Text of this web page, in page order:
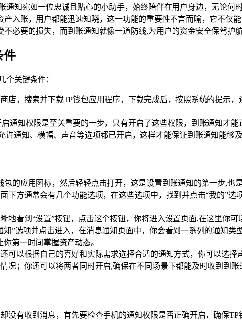
通知宛如一位忠诚且贴心的小助手，始终陪伴在用户身边，无论何
入账，用户都能迅速知晓，这一功能的重要性不言而喻，它不仅
必要的损失，而到账通知就像一道防线,为用户的资金安全保驾护航
件
个关键条件：
店，搜索并下载TP钱包应用程序，下载完成后，按照系统的提示
通知权限是至关重要的一步，只有开启了这些权限，到账通知才
许通知、横幅、声音等选项都已开启，这样才能保证到账通知能够
包的应用图标，然后轻轻点击打开，这是设置到账通知的第一步,也
下方通常会有几个功能选项，在这些选项中，找到并点击“我的”
地看到“设置”按钮，点击这个按钮，你将进入设置页面,在这里你可
知”选项并点击进入，在消息通知页面中，你会看到一系列的通知
第一时间掌握资产动态。
可以根据自己的喜好和实际需求选择合适的通知方式，你可以选
况；你还可以将两者同时开启,确保在不同场景下都能及时收到到账
没有收到消息，首先要检查手机的通知权限是否正确开启，确保